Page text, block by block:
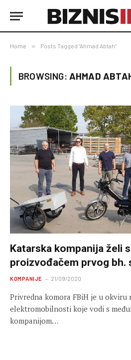
Home » Posts Tagged "Ahmad Abtah"
BROWSING: AHMAD
Katarska kompanija želi
proizvođačem prvog bh.
KOMPANIJE 21/09/2020
Privredna komora FBiH je u okviru
elektromobilnosti koje vodi s
kompanijom…